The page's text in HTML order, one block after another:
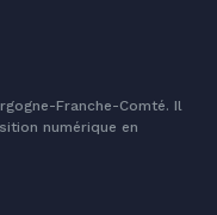
Franche-Comté. Il
numérique en